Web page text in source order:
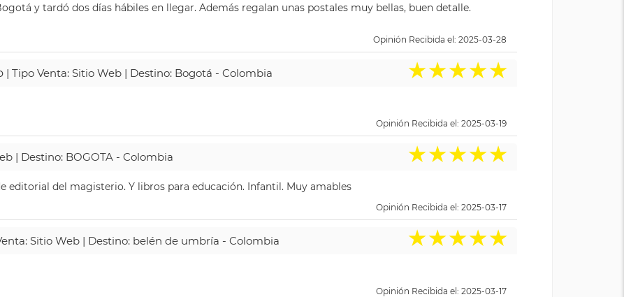
y tardó dos días hábiles en llegar. Además regalan unas postales muy bellas, buen detalle.
Opinión Recibida el: 2025-03-28
| Tipo Venta: Sitio Web | Destino: Bogotá - Colombia ★★★★★
Opinión Recibida el: 2025-03-19
| Destino: BOGOTA - Colombia ★★★★★
editorial del magisterio. Y libros para educación. Infantil. Muy amables
Opinión Recibida el: 2025-03-17
Sitio Web | Destino: belén de umbría - Colombia ★★★★★
Opinión Recibida el: 2025-03-17